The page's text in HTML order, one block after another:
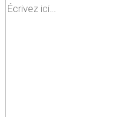
Écrivez